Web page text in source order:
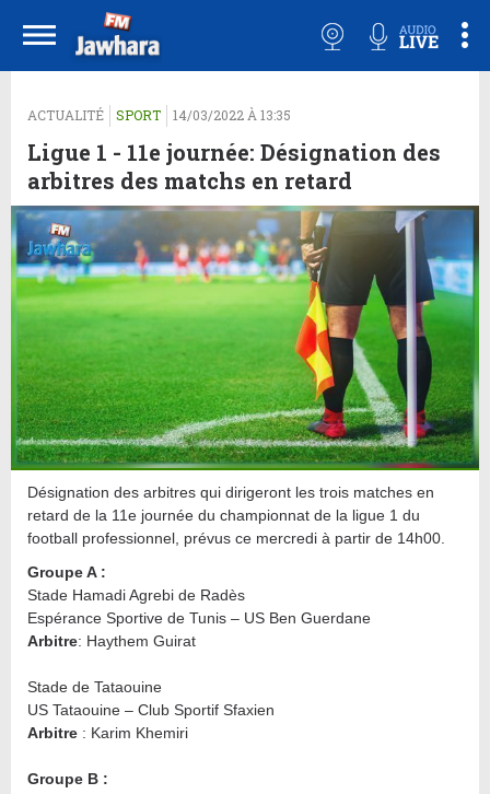
ACTUALITÉ SPORT 14/03/2022 À 13:35
Ligue 1 - 11e journée: Désignation des
arbitres des matchs en retard
Désignation des arbitres qui dirigeront les trois matches en
retard de la 11e journée du championnat de la ligue 1 du
football professionnel, prévus ce mercredi à partir de 14h00.
Groupe A :
Stade Hamadi Agrebi de Radès
Espérance Sportive de Tunis – US Ben Guerdane
Arbitre: Haythem Guirat
Stade de Tataouine
US Tataouine – Club Sportif Sfaxien
Arbitre : Karim Khemiri
Groupe B :